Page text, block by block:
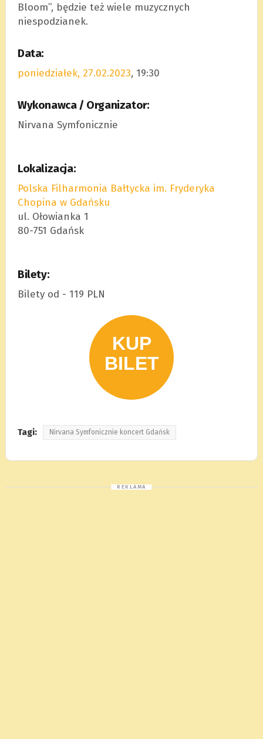
Bloom”, będzie też wiele muzycznych
niespodzianek.
Data:
poniedziałek, 27.02.2023, 19:30
Wykonawca / Organizator:
Nirvana Symfonicznie
Lokalizacja:
Polska Filharmonia Bałtycka im. Fryderyka
Chopina w Gdańsku
ul. Ołowianka 1
80-751 Gdańsk
Bilety:
Bilety od - 119 PLN
Tagi: Nirvana Symfonicznie koncert Gdańsk